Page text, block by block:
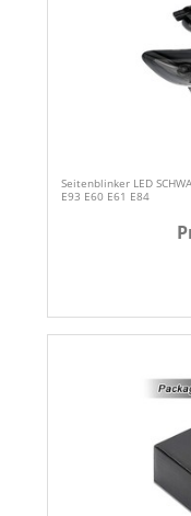
Seitenblinker LED
E93 E60 E61 E84